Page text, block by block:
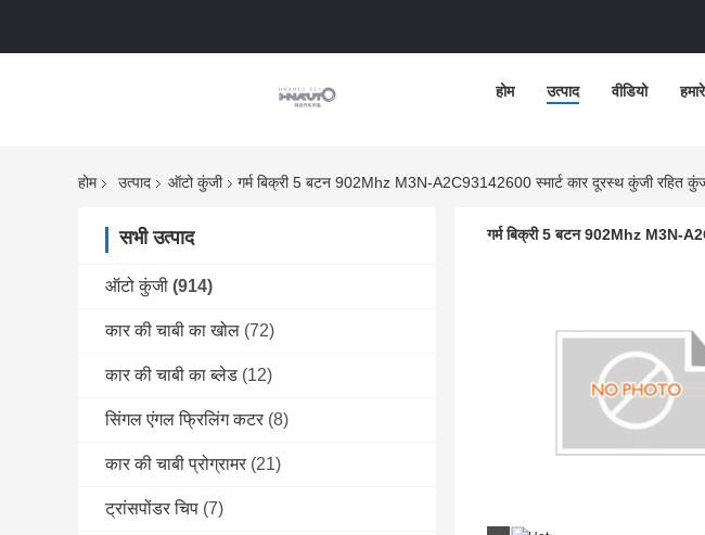
होम उत्पाद वीडियो
होम उत्पाद ऑटो कुंजी गर्म बिक्री 5 बटन 902Mhz M3N-A2C93142600 स्मार्ट कार दूरस्थ कुंजी रहित
सभी उत्पाद
ऑटो कुंजी (914)
कार की चाबी का खोल (72)
कार की चाबी का ब्लेड (12)
सिंगल एंगल फ्रिलिंग कटर (8)
कार की चाबी प्रोग्रामर (21)
ट्रांसपोंडर चिप (7)
गर्म बिक्री 5 बटन 902Mhz M3N-